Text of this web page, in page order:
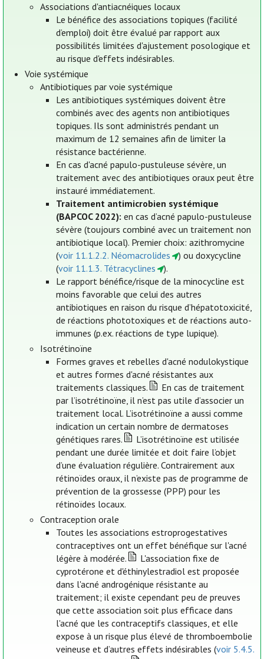
Associations d'antiacnéiques locaux
Le bénéfice des associations topiques (facilité
d’emploi) doit être évalué par rapport aux
possibilités limitées d'ajustement posologique et
au risque d'effets indésirables.
Voie systémique
Antibiotiques par voie systémique
Les antibiotiques systémiques doivent être
combinés avec des agents non antibiotiques
topiques. Ils sont administrés pendant un
maximum de 12 semaines afin de limiter la
résistance bactérienne.
En cas d'acné papulo-pustuleuse sévère, un
traitement avec des antibiotiques oraux peut être
instauré immédiatement.
Traitement antimicrobien systémique
(BAPCOC 2022): en cas d’acné papulo-pustuleuse
sévère (toujours combiné avec un traitement non
antibiotique local). Premier choix: azithromycine
(voir 11.1.2.2. Néomacrolides
) ou doxycycline
(voir 11.1.3. Tétracyclines
).
Le rapport bénéfice/risque de la minocycline est
moins favorable que celui des autres
antibiotiques en raison du risque d’hépatotoxicité,
de réactions phototoxiques et de réactions auto-
immunes (p.ex. réactions de type lupique).
Isotrétinoïne
Formes graves et rebelles d'acné nodulokystique
et autres formes d'acné résistantes aux
traitements classiques.
En cas de traitement
par l’isotrétinoïne, il n’est pas utile d’associer un
traitement local. L’isotrétinoïne a aussi comme
indication un certain nombre de dermatoses
génétiques rares.
L’isotrétinoïne est utilisée
pendant une durée limitée et doit faire l’objet
d’une évaluation régulière. Contrairement aux
rétinoïdes oraux, il n’existe pas de programme de
prévention de la grossesse (PPP) pour les
rétinoïdes locaux.
Contraception orale
Toutes les associations estroprogestatives
contraceptives ont un effet bénéfique sur l'acné
légère à modérée.
L'association fixe de
cyprotérone et d'éthinylestradiol est proposée
dans l'acné androgénique résistante au
traitement; il existe cependant peu de preuves
que cette association soit plus efficace dans
l'acné que les contraceptifs classiques, et elle
expose à un risque plus élevé de thromboembolie
veineuse et d’autres effets indésirables (voir 5.4.5.